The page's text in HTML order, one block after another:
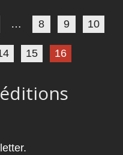
… 8 9 10
15 16